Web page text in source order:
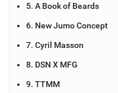
5. A Book of Beards
6. New Jumo Concept
7. Cyril Masson
8. DSN X MFG
9. TTMM